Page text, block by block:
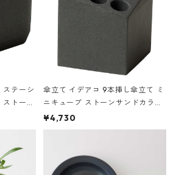
ステーシ
トーン
Station
傘立て イデアコ 9本挿し傘立て ミ
ニキューブ ストーンサンドカラー
石調 ideaco Umbrella Stand CUB
E ストーンサンドブラック
¥4,730